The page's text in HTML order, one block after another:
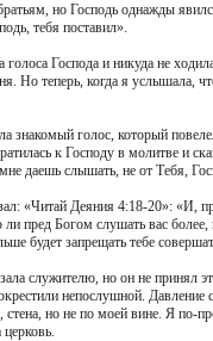
но Господь однажды
тебя поставил».
Господа и никуда не
Но теперь, когда я услышала,
знакомый голос, который
к Господу в молитве и
даешь слышать, не от Тебя,
«Читай Деяния 4:18-20»: «И,
ли пред Богом слушать вас
будет запрещать тебе
служителю, но он не принял
непослушной.
стена, но не по моей вине. Я